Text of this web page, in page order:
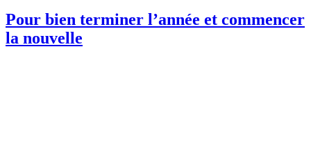
Pour bien terminer l’année et commencer
la nouvelle